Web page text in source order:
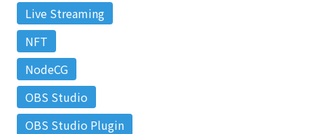
Live Streaming
NFT
NodeCG
OBS Studio
OBS Studio Plugin